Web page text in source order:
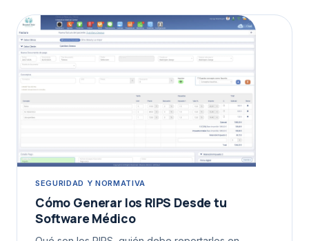
SEGURIDAD Y NORMATIVA
Cómo Generar los RIPS Desde tu
Software Médico